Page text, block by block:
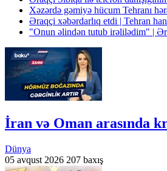
Xəzərdə gəmiyə hücum Tehranı
Əraqçi xəbərdarlıq etdi | Tehran
"Onun əlindən tutub irəlilədim" |
İran və Oman arasında
Dünya
05 avqust 2026 207 baxış